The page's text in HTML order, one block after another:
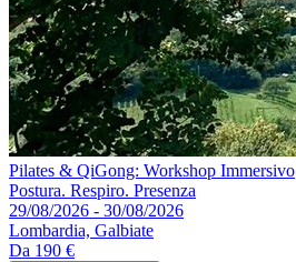
Pilates & QiGong: Workshop Immersivo
Postura. Respiro. Presenza
29/08/2026 - 30/08/2026
Lombardia, Galbiate
Da 190 €